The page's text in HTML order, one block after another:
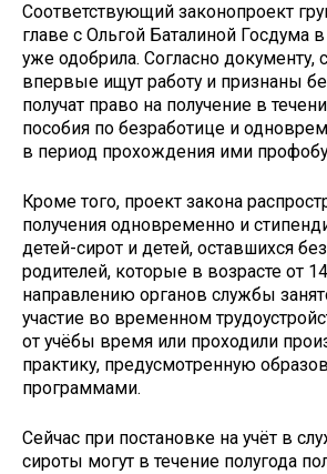
Соответствующий законопроект
главе с Ольгой Баталиной Госдума
уже одобрила. Согласно документу,
впервые ищут работу и признаны
получат право на получение в
пособия по безработице и
в период прохождения ими
Кроме того, проект закона
получения одновременно и
детей-сирот и детей, оставшихся
родителей, которые в возрасте от
направлению органов службы
участие во временном
от учёбы время или проходили
практику, предусмотренную
программами.
Сейчас при постановке на учёт в
сироты могут в течение полугода